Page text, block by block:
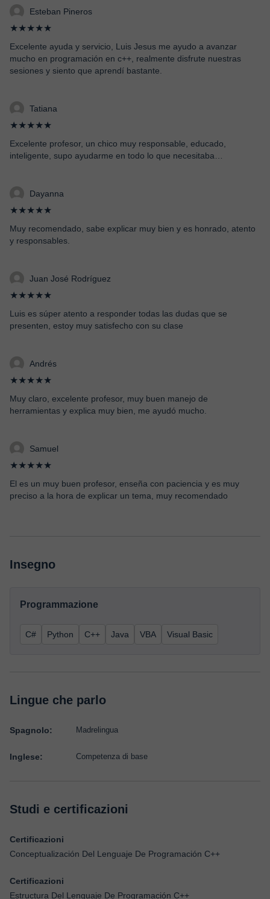
Esteban Pineros
★★★★★
Excelente ayuda y servicio, Luis Jesus me ayudo a avanzar
mucho en programación en c++, realmente disfrute nuestras
sesiones y siento que aprendí bastante.
Tatiana
★★★★★
Excelente profesor, un chico muy responsable, educado,
inteligente, supo ayudarme en todo lo que necesitaba…
Dayanna
★★★★★
Muy recomendado, sabe explicar muy bien y es honrado, atento
y responsables.
Juan José Rodríguez
★★★★★
Luis es súper atento a responder todas las dudas que se
presenten, estoy muy satisfecho con su clase
Andrés
★★★★★
Muy claro, excelente profesor, muy buen manejo de
herramientas y explica muy bien, me ayudó mucho.
Samuel
★★★★★
El es un muy buen profesor, enseña con paciencia y es muy
preciso a la hora de explicar un tema, muy recomendado
Insegno
Programmazione
C# Python C++ Java VBA Visual Basic
Lingue che parlo
Spagnolo: Madrelingua
Inglese: Competenza di base
Studi e certificazioni
Certificazioni
Conceptualización Del Lenguaje De Programación C++
Certificazioni
Estructura Del Lenguaje De Programación C++